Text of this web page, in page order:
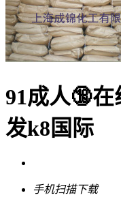
91成人🔞
发k8国际
手机扫描下载